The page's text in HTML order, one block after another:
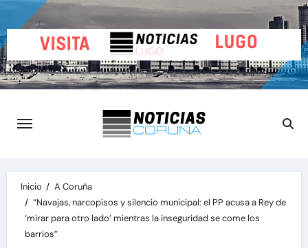
al
contenido
Inicio
A Coruña
“Navajas, narcopisos y silencio municipal: el PP acusa a Rey de
‘mirar para otro lado’ mientras la inseguridad se come los
barrios”